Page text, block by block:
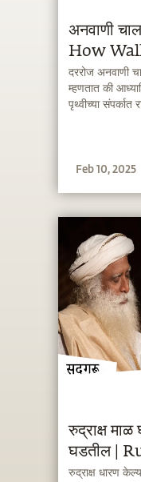
अनवाणी
How
दररोज अनवाणी
म्हणतात की
पृथ्वीच्या संपर्कात
Feb 10, 2025
रुद्राक्ष माळ
घडतील |
रुद्राक्ष धारण